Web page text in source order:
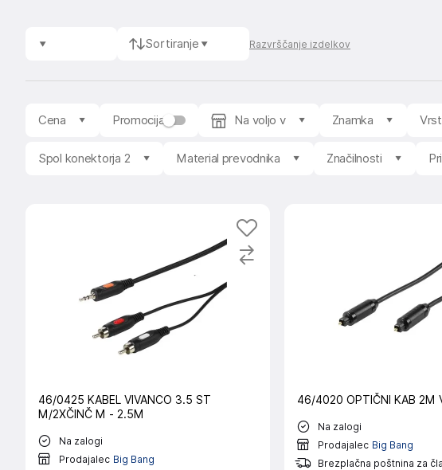
Sortiranje Razvrščanje izdelkov
Cena Promocija Na voljo v Znamka
Spol konektorja 2 Material prevodnika Značilnosti
46/0425 KABEL VIVANCO 3.5 ST
M/2XČINČ M - 2.5M
Na zalogi
Prodajalec Big Bang
46/4020 OPTIČNI KAB 2M
Na zalogi
Prodajalec Big Bang
Brezplačna poštnina za